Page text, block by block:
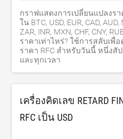
กราฟแสดงการเปลี่ยนแปลงรา
ใน BTC, USD, EUR, CAD, AUD,
ZAR, INR, MXN, CHF, CNY,
ราคาเท่าไหร่? ใช้การสลับเพื่
ราคา RFC สำหรับวันนี้ หนึ่งสั
และทุกเวลา
เครื่องคิดเลข RETARD
RFC เป็น USD